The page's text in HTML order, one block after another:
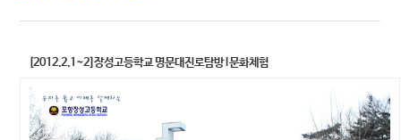
[2012.2.1~2]장성고등학교 명문대진로탐방 l 문화체험